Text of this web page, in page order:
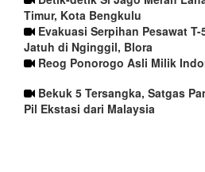
Timur, Kota Bengkulu
Evakuasi Serpihan Pesawat
Jatuh di Nginggil, Blora
Reog Ponorogo Asli Milik
Bekuk 5 Tersangka, Satgas
Pil Ekstasi dari Malaysia